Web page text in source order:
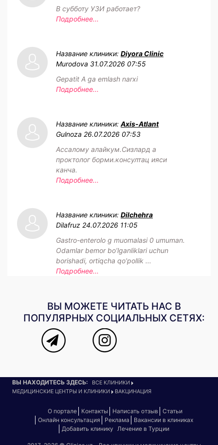
В субботу УЗИ работает?
Подробнее...
Название клиники: Diyora Clinic
Murodova 31.07.2026 07:55
Gepatit A ga emlash narxi
Подробнее...
Название клиники:Axis-Atlant
Gulnoza 26.07.2026 07:53
Ассалому алайкум.Сизлард а
проктолог борми.консултац ияси
канча.
Подробнее...
Название клиники: Dilchehra
Dilafruz 24.07.2026 11:05
Gastro-enterolo g muomalasi 0 umuman.
Odamlar bemor bo’lganliklari uchun
borishadi, ortiqcha qo’pollik ...
Подробнее...
ВЫ МОЖЕТЕ ЧИТАТЬ НАС В
ПОПУЛЯРНЫХ СОЦИАЛЬНЫХ СЕТЯХ:
ВЫ НАХОДИТЕСЬ ЗДЕСЬ:
ВСЕ КЛИНИКИ
МЕДИЦИНСКИЕ ЦЕНТРЫ И КЛИНИКИ
ВАКЦИНАЦИЯ
О портале Контакты Написать отзыв
Статьи
Онлайн консультация
Реклама
Вакансии в клиниках
Добавить клинику Лечение в Турции